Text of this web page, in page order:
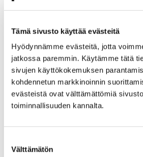
Tämä sivusto käyttää evästeitä
Hyödynnämme evästeitä, jotta
jatkossa paremmin. Käytämme tätä
sivujen käyttökokemuksen
kohdennetun markkinoinnin
evästeistä ovat välttämättömiä
toiminnallisuuden kannalta.
valinta
Välttämätön
Nuohousuudistus
3 tammikuun, 2019